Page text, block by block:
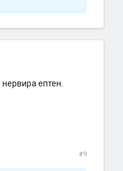
ептен.
#9